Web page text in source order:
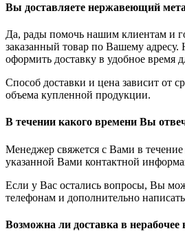
Вы доставляете нержавеющий
Да, рады помочь нашим клиентам и
заказанный товар по Вашему
оформить доставку в удобное время
Способ доставки и цена зависит от
объема купленной продукции.
В течении какого времени Вы
Менеджер свяжется с Вами в течение
указанной Вами контактной
Если у Вас остались вопросы, Вы
телефонам и дополнительно
Возможна ли доставка в